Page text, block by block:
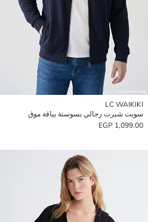
LC WAIKIKI
سويت شيرت رجالي بسوستة بياقة موق
1,099.00 EGP